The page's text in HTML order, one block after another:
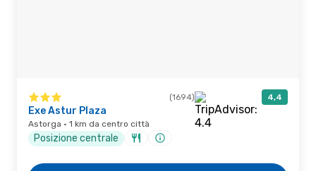
(1694) 4,4
Exe Astur Plaza
Astorga · 1 km da centro città
Posizione centrale